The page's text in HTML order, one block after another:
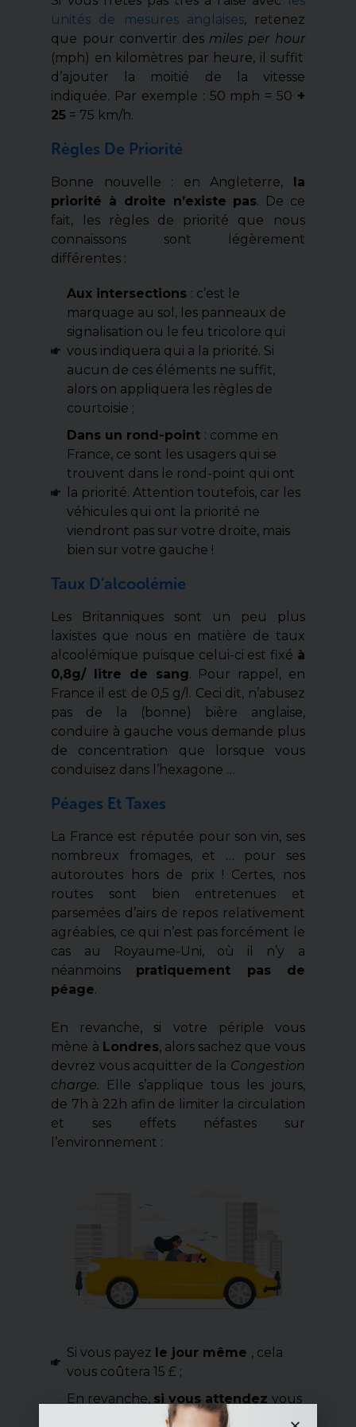
unités de mesures anglaises, retenez
que pour convertir des miles per hour
(mph) en kilomètres par heure, il suffit
d’ajouter la moitié de la vitesse
indiquée. Par exemple : 50 mph = 50 +
25 = 75 km/h.
Règles De Priorité
Bonne nouvelle : en Angleterre, la
priorité à droite n’existe pas. De ce
fait, les règles de priorité que nous
connaissons sont légèrement
différentes :
Aux intersections : c’est le
marquage au sol, les panneaux de
signalisation ou le feu tricolore qui
vous indiquera qui a la priorité. Si
aucun de ces éléments ne suffit,
alors on appliquera les règles de
courtoisie ;
Dans un rond-point : comme en
France, ce sont les usagers qui se
trouvent dans le rond-point qui ont
la priorité. Attention toutefois, car les
véhicules qui ont la priorité ne
viendront pas sur votre droite, mais
bien sur votre gauche !
Taux D’alcoolémie
Les Britanniques sont un peu plus
laxistes que nous en matière de taux
alcoolémique puisque celui-ci est fixé à
0,8g/ litre de sang. Pour rappel, en
France il est de 0,5 g/l. Ceci dit, n’abusez
pas de la (bonne) bière anglaise,
conduire à gauche vous demande plus
de concentration que lorsque vous
conduisez dans l’hexagone …
Péages Et Taxes
La France est réputée pour son vin, ses
nombreux fromages, et … pour ses
autoroutes hors de prix ! Certes, nos
routes sont bien entretenues et
parsemées d’airs de repos relativement
agréables, ce qui n’est pas forcément le
cas au Royaume-Uni, où il n’y a
néanmoins pratiquement pas de
péage.
En revanche, si votre périple vous
mène à Londres, alors sachez que vous
devrez vous acquitter de la Congestion
charge. Elle s’applique tous les jours,
de 7h à 22h afin de limiter la circulation
et ses effets néfastes sur
l’environnement :
Si vous payez le jour même , cela
vous coûtera 15 £ ;
En revanche, si vous attendezvous
devrez vous acquitter de 17,5 £ ;